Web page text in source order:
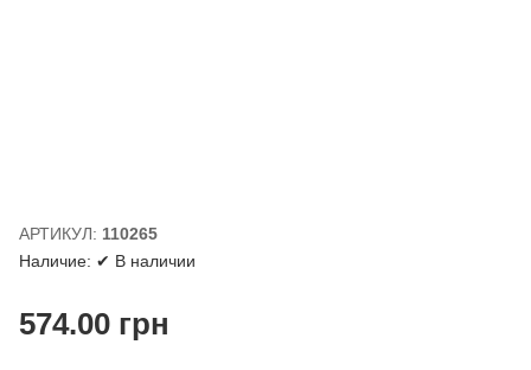
АРТИКУЛ: 110265
Наличие: ✔ В наличии
574.00грн